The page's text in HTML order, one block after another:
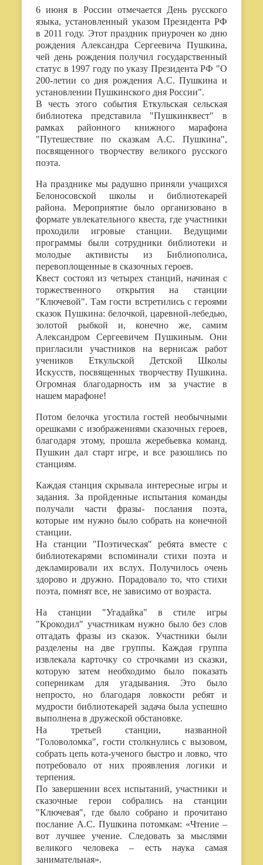
6 июня в России отмечается День русского
языка, установленный указом Президента РФ
в 2011 году. Этот праздник приурочен ко дню
рождения Александра Сергеевича Пушкина,
чей день рождения получил государственный
статус в 1997 году по указу Президента РФ "О
200-летии со дня рождения А.С. Пушкина и
установлении Пушкинского дня России".
В честь этого события Еткульская сельская
библиотека представила "Пушкинквест" в
рамках районного книжного марафона
"Путешествие по сказкам А.С. Пушкина",
посвященного творчеству великого русского
поэта.
На празднике мы радушно приняли учащихся
Белоносовской школы и библиотекарей
района. Мероприятие было организовано в
формате увлекательного квеста, где участники
проходили игровые станции. Ведущими
программы были сотрудники библиотеки и
молодые активисты из Библиополиса,
перевоплощенные в сказочных героев.
Квест состоял из четырех станций, начиная с
торжественного открытия на станции
"Ключевой". Там гости встретились с героями
сказок Пушкина: белочкой, царевной-лебедью,
золотой рыбкой и, конечно же, самим
Александром Сергеевичем Пушкиным. Они
пригласили участников на вернисаж работ
учеников Еткульской Детской Школы
Искусств, посвященных творчеству Пушкина.
Огромная благодарность им за участие в
нашем марафоне!
Потом белочка угостила гостей необычными
орешками с изображениями сказочных героев,
благодаря этому, прошла жеребьевка команд.
Пушкин дал старт игре, и все разошлись по
станциям.
Каждая станция скрывала интересные игры и
задания. За пройденные испытания команды
получали части фразы- послания поэта,
которые им нужно было собрать на конечной
станции.
На станции "Поэтическая" ребята вместе с
библиотекарями вспоминали стихи поэта и
декламировали их вслух. Получилось очень
здорово и дружно. Порадовало то, что стихи
поэта, помнят все, не зависимо от возраста.
На станции "Угадайка" в стиле игры
"Крокодил" участникам нужно было без слов
отгадать фразы из сказок. Участники были
разделены на две группы. Каждая группа
извлекала карточку со строчками из сказки,
которую затем необходимо было показать
соперникам для угадывания. Это было
непросто, но благодаря ловкости ребят и
мудрости библиотекарей задача была успешно
выполнена в дружеской обстановке.
На третьей станции, названной
"Головоломка", гости столкнулись с вызовом,
собрать цепь кота-ученого быстро и ловко, что
потребовало от них проявления логики и
терпения.
По завершении всех испытаний, участники и
сказочные герои собрались на станции
"Ключевая", где было собрано и прочитано
послание А.С. Пушкина потомкам: «Чтение –
вот лучшее учение. Следовать за мыслями
великого человека – есть наука самая
занимательная».